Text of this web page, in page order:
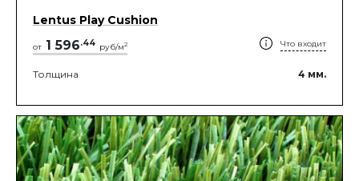
Lentus Play Cushion
от 1 596.44 руб/м2 Что входит
Толщина 4 мм.